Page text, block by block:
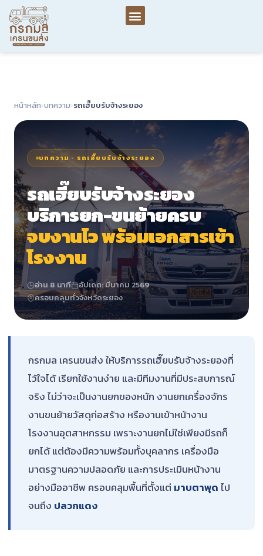
หน้าหลัก›บทความ›รถเฮี๊ยบรับจ้างระยอง
บทความ · รถเฮี๊ยบรับจ้างระยอง
รถเฮี๊ยบรับจ้างระยอง
บริการยก-ขนย้ายครบ
จบงานไว พร้อมเอกสารเข้า
โรงงาน
อ่าน 8 นาที
อัปเดต: มีนาคม 2569
ครอบคลุมทั่วจังหวัดระยอง
กรกมล เครนขนส่ง ให้บริการรถเฮี๊ยบรับจ้างระยองที่
ไว้ใจได้ เรียกใช้งานง่าย และมีทีมงานที่มีประสบการณ์
จริง ไม่ว่าจะเป็นงานยกของหนัก งานยกเครื่องจักร
งานขนย้ายวัสดุก่อสร้าง หรืองานเข้าหน้างาน
โรงงานอุตสาหกรรม เพราะงานยกไม่ใช่เพียงมีรถก็
ยกได้ แต่ต้องมีความพร้อมทั้งบุคลากร เครื่องมือ
มาตรฐานความปลอดภัย และการประเมินหน้างาน
อย่างมืออาชีพ ครอบคลุมพื้นที่ตั้งแต่ มาบตาพุดไป
จนถึง ปลวกแดง